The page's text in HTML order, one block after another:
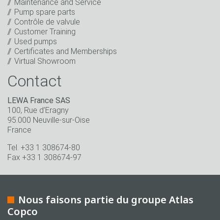
événements correspondants.
* Champs obligatoire
Maintenance and Service
Pump spare parts
Contrôle de valvule
Customer Training
Used pumps
Certificates and Memberships
Virtual Showroom
Contact
LEWA France SAS
100, Rue d’Eragny
95.000 Neuville-sur-Oise
France
Tel. +33 1 308674-80
Fax +33 1 308674-97
Nous faisons partie du groupe Atlas
Copco